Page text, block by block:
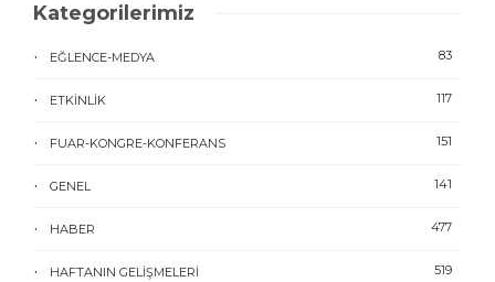
Kategorilerimiz
EĞLENCE-MEDYA 83
ETKINLIK 117
FUAR-KONGRE-KONFERANS 151
GENEL 141
HABER 477
HAFTANIN GELIŞMELERI 519